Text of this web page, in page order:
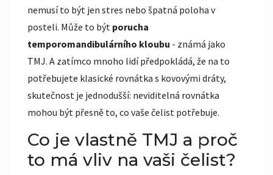
nemusí to být jen stres nebo špatná poloha v
posteli. Může to být porucha
temporomandibulárního kloubu - známá jako
TMJ. A zatímco mnoho lidí předpokládá, že na to
potřebujete klasické rovnátka s kovovými dráty,
skutečnost je jednodušší: neviditelná rovnátka
mohou být přesně to, co vaše čelist potřebuje.
Co je vlastně TMJ a proč
to má vliv na vaši čelist?